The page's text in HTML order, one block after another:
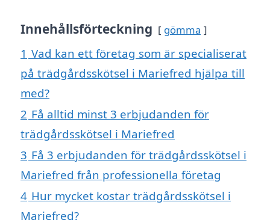
Innehållsförteckning gömma
1 Vad kan ett företag som är specialiserat
på trädgårdsskötsel i Mariefred hjälpa till
med?
2 Få alltid minst 3 erbjudanden för
trädgårdsskötsel i Mariefred
3 Få 3 erbjudanden för trädgårdsskötsel i
Mariefred från professionella företag
4 Hur mycket kostar trädgårdsskötsel i
Mariefred?